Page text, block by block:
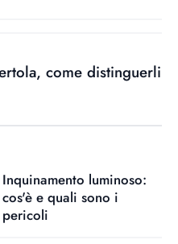
come distinguerli
Inquinamento luminoso:
cos'è e quali sono i
pericoli